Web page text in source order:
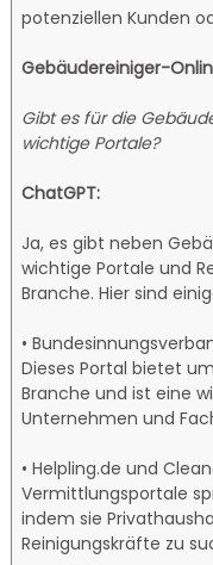
potenziellen Kunden
Gebäudereiniger-
Gibt es für die
wichtige Portale?
ChatGPT:
Ja, es gibt neben
wichtige Portale und
Branche. Hier sind
•
Dieses Portal bietet
Branche und ist eine
Unternehmen und
• Helpling.de und
Vermittlungsportale
indem sie
Reinigungskräfte zu